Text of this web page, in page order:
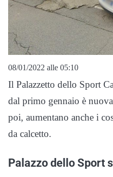
08/01/2022 alle 05:10
Il Palazzetto dello Sport
dal primo gennaio è
poi, aumentano anche i
da calcetto.
Palazzo dello Sport